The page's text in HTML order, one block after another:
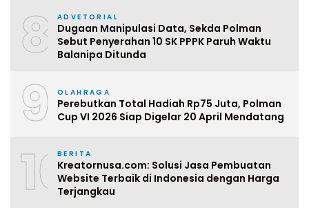
8 ADVETORIAL
Dugaan Manipulasi Data, Sekda Polman
Sebut Penyerahan 10 SK PPPK Paruh Waktu
Balanipa Ditunda
9 OLAHRAGA
Perebutkan Total Hadiah Rp75 Juta, Polman
Cup VI 2026 Siap Digelar 20 April Mendatang
10BERITA
Kreatornusa.com: Solusi Jasa Pembuatan
Website Terbaik di Indonesia dengan Harga
Terjangkau